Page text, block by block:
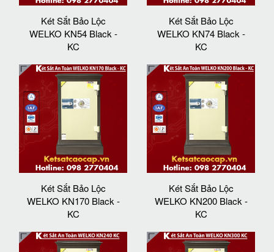
Két Sắt Bảo Lộc
WELKO KN54 Black -
KC
Két Sắt Bảo Lộc
WELKO KN74 Black -
KC
Két Sắt Bảo Lộc
WELKO KN170 Black -
KC
Két Sắt Bảo Lộc
WELKO KN200 Black -
KC